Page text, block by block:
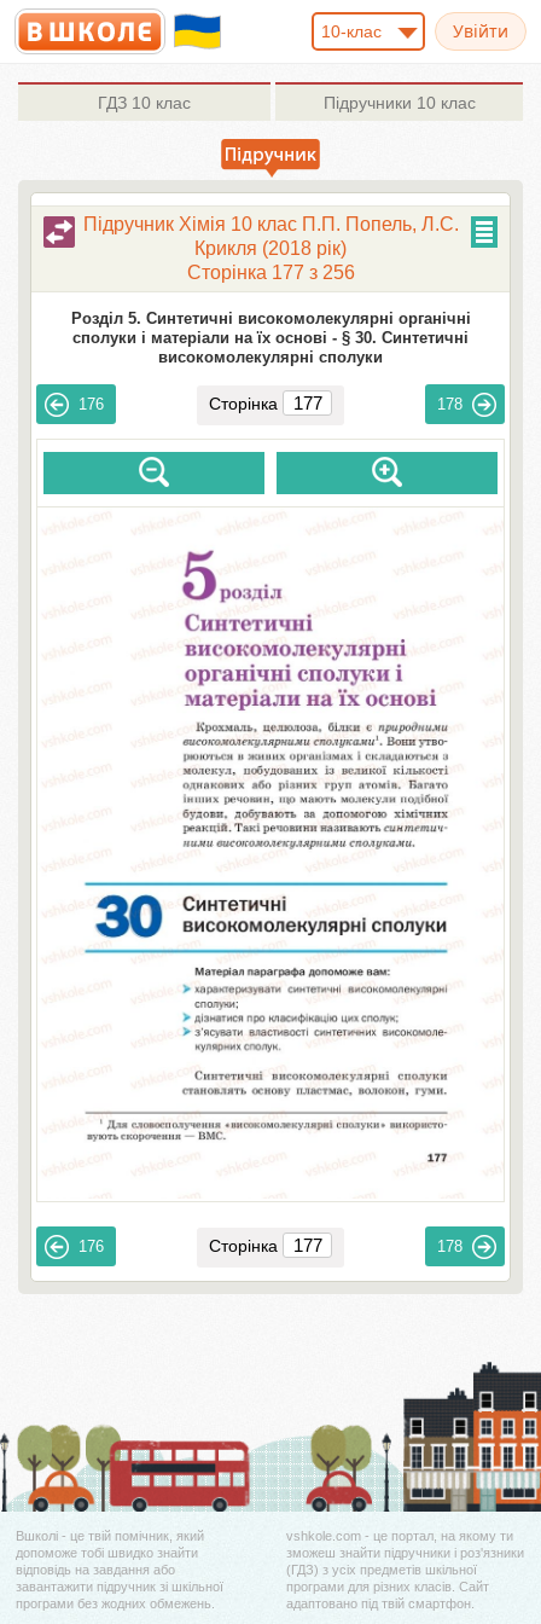
10-клас
ГДЗ 10 клас Підручники 10 клас
Підручник Хімія 10 клас П.П. Попель, Л.С.
Крикля (2018 рік)
Сторінка 177 з 256
Розділ 5. Синтетичні високомолекулярні органічні
сполуки і матеріали на їх основі - § 30. Синтетичні
високомолекулярні сполуки
176 Сторінка 178
176 Сторінка 178
Вшколі - це твій помічник, який
допоможе тобі швидко знайти
відповідь на завдання або
завантажити підручник зі шкільної
програми без жодних обмежень.
vshkole.com - це портал, на якому ти
зможеш знайти підручники і роз'язники
(ГДЗ) з усіх предметів шкільної
програми для різних класів. Сайт
адаптовано під твій смартфон.